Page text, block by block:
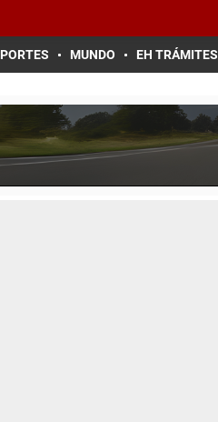
MUNDO EH TRÁMITES